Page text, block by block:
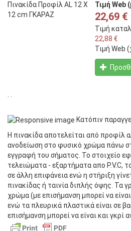
Πινακίδες Ασφαλείας
Κειμένου
ΠΡΟΣΦΟΡΕΣ
Ενημερωτικό Υλικό
Πινακίδα Προφίλ AL 12 X
12 cm ΓΚΑΡΑΖ
Τιμή Web
22,69 €
Τιμή
22,88 €
Τιμή Web
Κατόπιν
Η πινακίδα αποτελείται από προφίλ
ανοδείωση στο φυσικό χρώμα πάνω
εγγραφή του σήματος. Το στοιχείο
τελειώματα - εξαρτήματα απο P.V.C,
σε άλλη επιφάνεια ενώ η στήριξη
πινακίδας ή ταινία διπλής όψης. Τα
χρώμα (με επισήμανση μπορεί να
ενώ τα πλευρικά πλαστικά είναι σε
επισήμανση μπορεί να είναι και γκρί